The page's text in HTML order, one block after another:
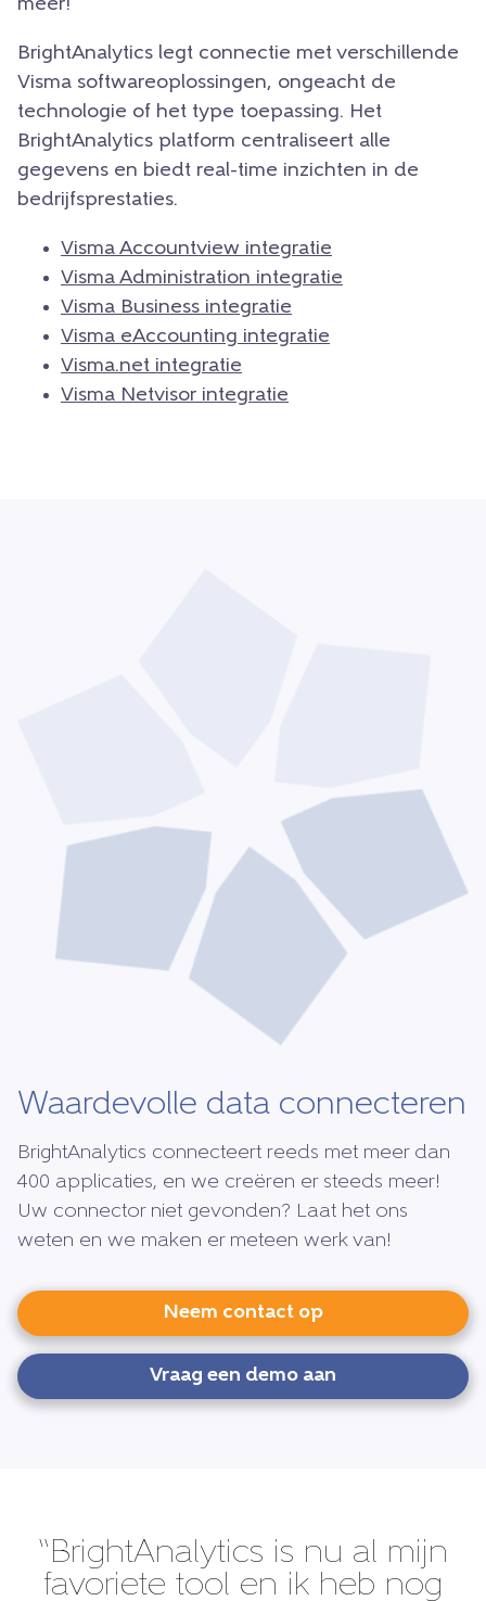
meer!
BrightAnalytics legt connectie met verschillende
Visma softwareoplossingen, ongeacht de
technologie of het type toepassing. Het
BrightAnalytics platform centraliseert alle
gegevens en biedt real-time inzichten in de
bedrijfsprestaties.
Visma Accountview integratie
Visma Administration integratie
Visma Business integratie
Visma eAccounting integratie
Visma.net integratie
Visma Netvisor integratie
Waardevolle data connecteren
BrightAnalytics connecteert reeds met meer dan
400 applicaties, en we creëren er steeds meer!
Uw connector niet gevonden? Laat het ons
weten en we maken er meteen werk van!
Neem contact op
Vraag een demo aan
“BrightAnalytics is nu al mijn
favoriete tool en ik heb nog